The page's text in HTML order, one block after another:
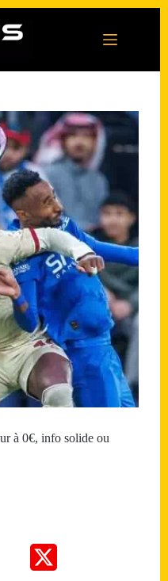
à 0€, info solide ou